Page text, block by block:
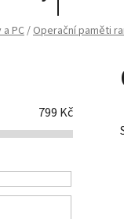
PC/Operační paměti
799 Kč